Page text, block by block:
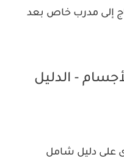
إلى مدرب خاص بعد
‏مميزات تطبيق كمال الأجسام‎ - الدليل
على دليل شامل